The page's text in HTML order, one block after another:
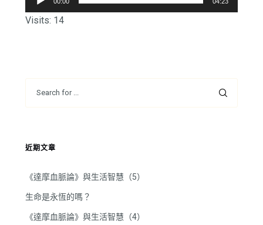
訊
Visits: 14
近期文章
《達摩血脈論》與生活智慧（5）
生命是永恆的嗎？
《達摩血脈論》與生活智慧（4）